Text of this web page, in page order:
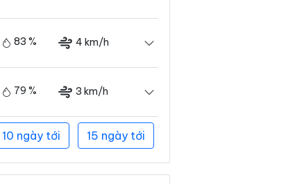
83 % 4 km/h
79 % 3 km/h
10 ngày tới 15 ngày tới